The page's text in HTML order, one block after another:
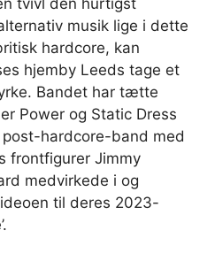
tvivl den hurtigst
musik lige i dette
hardcore, kan
hjemby Leeds tage et
Bandet har tætte
Power og Static Dress
hardcore-band med
frontfigurer Jimmy
medvirkede i og
til deres 2023-